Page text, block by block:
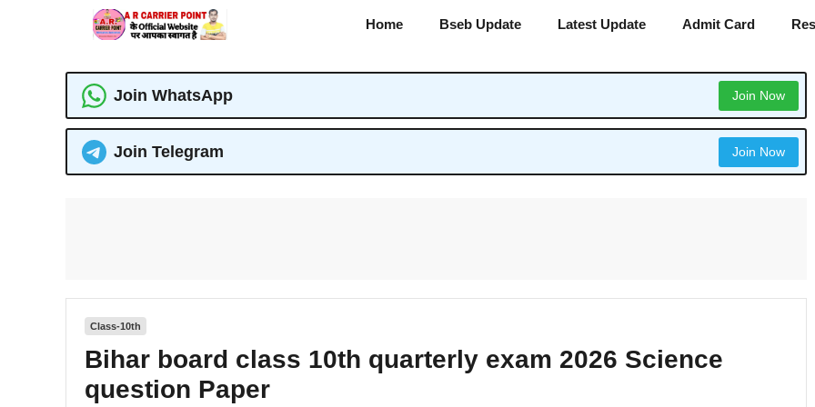
Home Bseb Update Latest Update Admit Card
Join WhatsApp Join Now
Join Telegram Join Now
Class-10th
Bihar board class 10th quarterly exam 2026 Science
question Paper